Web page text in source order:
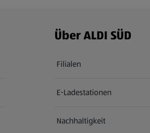
Über ALDI SÜD
Filialen
E-Ladestationen
Nachhaltigkeit